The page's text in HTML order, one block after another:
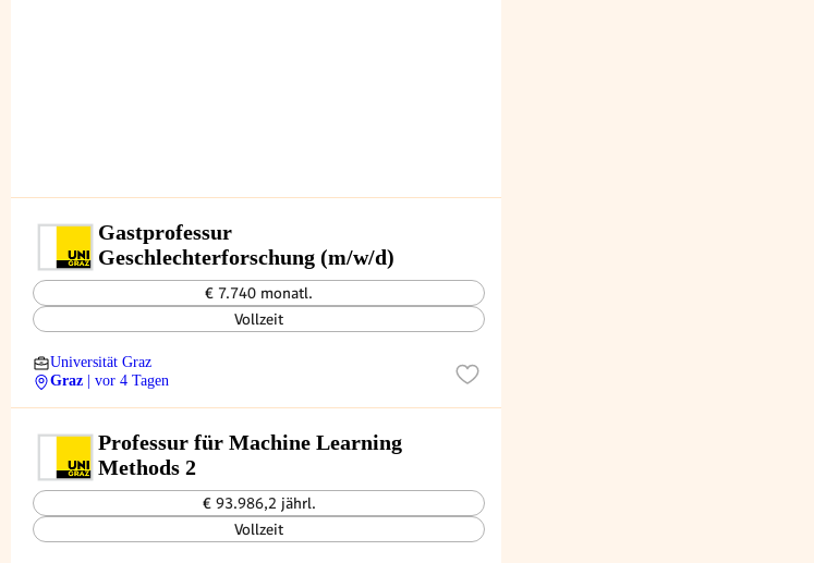
Gastprofessur
Geschlechterforschung (m/w/d)
€ 7.740 monatl.
Vollzeit
Universität Graz
Graz
| vor 4 Tagen
Professur für Machine Learning
Methods 2
€ 93.986,2 jährl.
Vollzeit